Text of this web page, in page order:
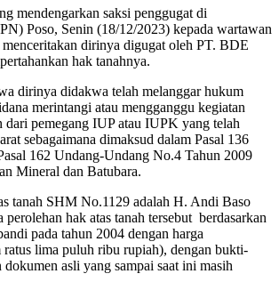
mendengarkan saksi penggugat di
Poso, Senin (18/12/2023) kepada wartawan
dirinya digugat oleh PT. BDE
hak tanahnya.
dirinya didakwa telah melanggar hukum
merintangi atau mengganggu kegiatan
dari pemegang IUP atau IUPK yang telah
sebagaimana dimaksud dalam Pasal 136
162 Undang-Undang No.4 Tahun 2009
Mineral dan Batubara.
tanah SHM No.1129 adalah H. Andi Baso
perolehan hak atas tanah tersebut berdasarkan
pada tahun 2004 dengan harga
ratus lima puluh ribu rupiah), dengan bukti-
asli yang sampai saat ini masih